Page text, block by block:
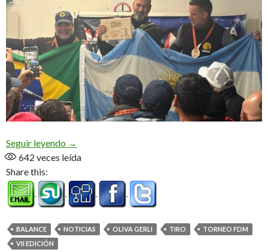
Seguir leyendo «Fue una experiencia excelente, la gente de
→
642 veces leída
Share this:
BALANCE NOTICIAS OLIVA GERLI TIRO
TORNEO FDM
VII EDICIÓN